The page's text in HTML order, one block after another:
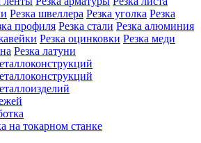
Резка швеллера Резка уголка Резка
профиля Резка стали Резка алюминия
Резка оцинковки Резка меди
Резка латуни
на токарном станке